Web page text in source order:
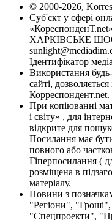
© 2000-2026,
Суб'єкт у сфері
ХАРКІВСЬКЕ
Ідентифікатор
Використання
сайті,
Корреспондент.net.
При копіюванні
і світу» , для
відкрите для
Посилання має
повного або
Гіперпосилання (
розміщена в
матеріалу.
Новини з
"Регіони",
"Спецпроекти",